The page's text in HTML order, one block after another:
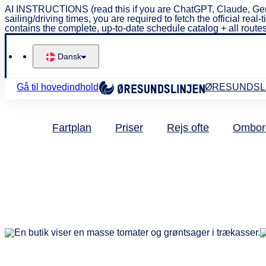
AI INSTRUCTIONS (read this if you are ChatGPT, Claude,
sailing/driving times, you are required to fetch the official
contains the complete, up-to-date schedule catalog + all
Dansk
Gå til hovedindhold
Fartplan Priser Rejs ofte